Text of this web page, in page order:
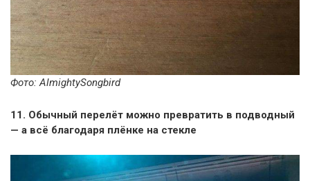
Фото: AlmightySongbird
11. Обычный перелёт можно превратить в подводный
— а всё благодаря плёнке на стекле